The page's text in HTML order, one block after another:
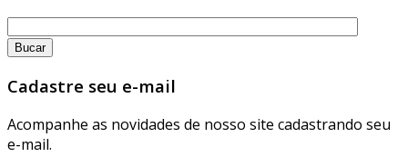
Cadastre seu e-mail
Acompanhe as novidades de nosso site cadastrando seu
e-mail.